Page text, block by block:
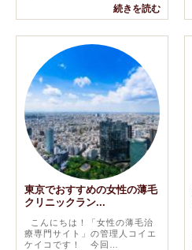
続きを読む
東京でおすすめの女性の薄毛
クリニックラン...
こんにちは！「女性の薄毛治
療専門サイト」の管理人コイエ
ケイコです！ 今回…